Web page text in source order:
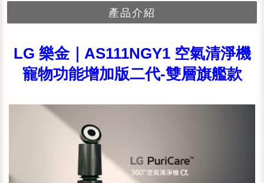
產品介紹
LG 樂金｜AS111NGY1 空氣清淨機
寵物功能增加版二代-雙層旗艦款